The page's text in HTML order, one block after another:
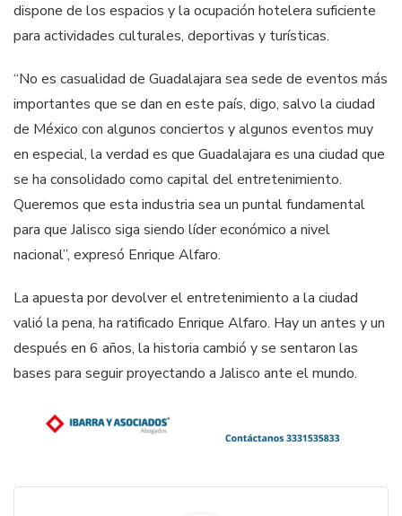
dispone de los espacios y la ocupación hotelera suficiente
para actividades culturales, deportivas y turísticas.
“No es casualidad de Guadalajara sea sede de eventos más
importantes que se dan en este país, digo, salvo la ciudad
de México con algunos conciertos y algunos eventos muy
en especial, la verdad es que Guadalajara es una ciudad que
se ha consolidado como capital del entretenimiento.
Queremos que esta industria sea un puntal fundamental
para que Jalisco siga siendo líder económico a nivel
nacional”, expresó Enrique Alfaro.
La apuesta por devolver el entretenimiento a la ciudad
valió la pena, ha ratificado Enrique Alfaro. Hay un antes y un
después en 6 años, la historia cambió y se sentaron las
bases para seguir proyectando a Jalisco ante el mundo.